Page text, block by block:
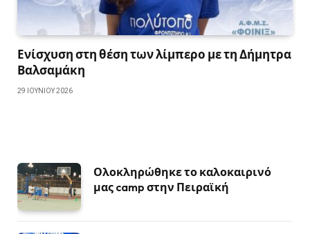
Ενίσχυση στη θέση των λίμπερο με τη Δήμητρα
Βαλσαμάκη
29 ΙΟΥΝΊΟΥ 2026
Ολοκληρώθηκε το καλοκαιρινό
μας camp στην Πειραϊκή